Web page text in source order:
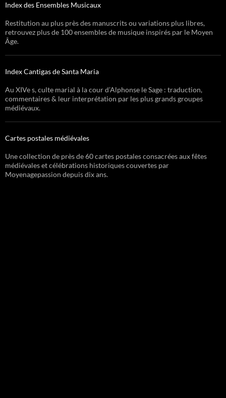
Index des Ensembles Musicaux
Restitution au plus près des manuscrits ou variations plus libres,
retrouvez plus de 100 ensembles de musique inspirés par le Moyen
Âge.
Index Cantigas de Santa Maria
Au XIVe s, culte marial à la cour d’Alphonse le Sage : traduction,
commentaires & leur interprétation par les plus grands groupes
médiévaux.
Cartes postales médiévales
Une collection de près de 60 cartes postales consacrées aux fêtes
médiévales et célébrations historiques couvertes par
Moyenagepassion depuis dix ans.